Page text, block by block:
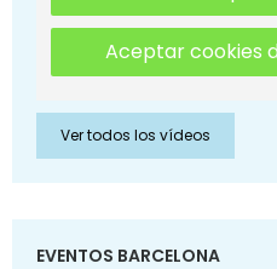
Aceptar cookies
Ver todos los vídeos
EVENTOS BARCELONA